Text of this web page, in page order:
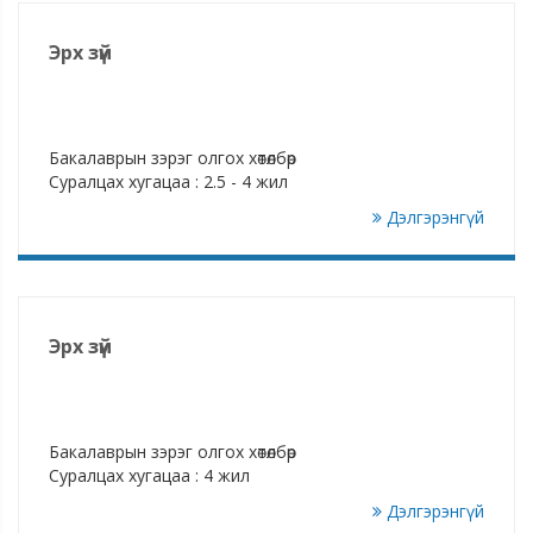
бүрэн боломжтой.
багш, сургагч багш, оюутан, мэтгэлцээний шүүгчийн
баг бэлтгэгдэж туршлага хуримтлуулсан.
Эрх зүй
Бакалаврын зэрэг олгох хөтөлбөр
Суралцах хугацаа : 2.5 - 4 жил
Дэлгэрэнгүй
Эрх зүй
Бакалаврын зэрэг олгох хөтөлбөр
Суралцах хугацаа : 4 жил
Дэлгэрэнгүй